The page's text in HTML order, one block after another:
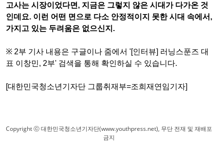
고사는 시장이었다면 , 지금은 그렇지 않은 시대가 다가온 것
인데요. 이런 어떤 면으로 다소 안정적이지 못한 시대 속에서 ,
가지고 있는 두려움은 없으신지 .
※ 2부 기사 내용은 구글이나 줌에서 '[인터뷰] 러닝스푼즈 대
표 이창민, 2부' 검색을 통해 확인하실 수 있습니다.
[대한민국청소년기자단 그룹취재부=조희재연임기자]
Copyright ⓒ 대한민국청소년기자단(www.youthpress.net), 무단 전재 및 재배포
금지